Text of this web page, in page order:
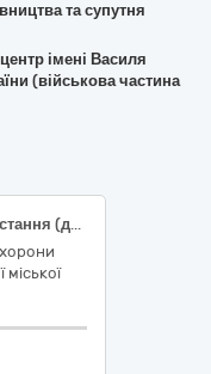
та супутня
імені Василя
(військова частина
Деревина непромислового використання (дрова) з навантаженням та транспортуванням (код ДК 021:2015 03410000-7 Деревина, деталізований код 03413000-8 Паливна деревина)